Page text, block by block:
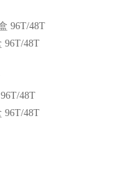
96T/48T
96T/48T
48T
96T/48T